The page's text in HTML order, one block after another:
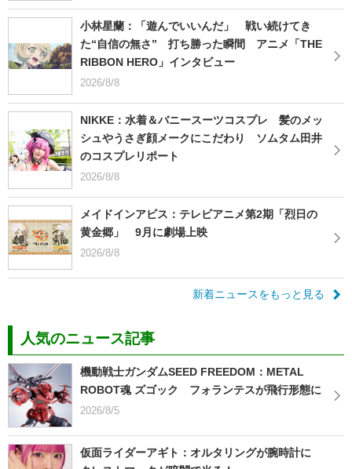
小林星蘭：「遊んでいいんだ」 戦い続けてき
た“自信の無さ” 打ち勝った瞬間 アニメ「THE
RIBBON HERO」インタビュー
2026/8/8
NIKKE：水着＆バニースーツコスプレ 髪のメッ
シュやうさぎ顔メークにこだわり ソムタム田井
のコスプレリポート
2026/8/8
メイドインアビス：テレビアニメ第2期「烈日の
黄金郷」 9月に劇場上映
2026/8/8
新着ニュースをもっと見る
人気のニュース記事
機動戦士ガンダムSEED FREEDOM：METAL
ROBOT魂 ズゴック フォランテスが飛行形態に
2026/8/5
仮面ライダーアギト：オルタリングが腕時計に